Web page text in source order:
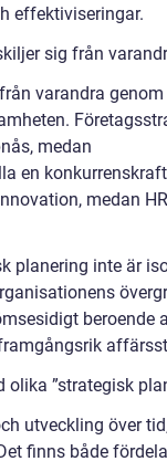
effektiviseringar.
sig från
varandra
medan
en
medan
planering inte är
beroende
”strategisk
utveckling över
finns både